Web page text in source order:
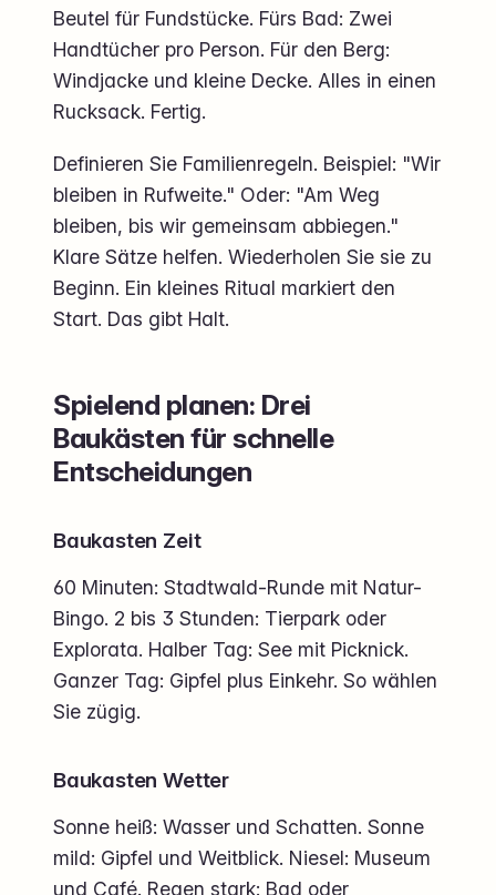
Beutel für Fundstücke. Fürs Bad: Zwei
Handtücher pro Person. Für den Berg:
Windjacke und kleine Decke. Alles in einen
Rucksack. Fertig.
Definieren Sie Familienregeln. Beispiel: "Wir
bleiben in Rufweite." Oder: "Am Weg
bleiben, bis wir gemeinsam abbiegen."
Klare Sätze helfen. Wiederholen Sie sie zu
Beginn. Ein kleines Ritual markiert den
Start. Das gibt Halt.
Spielend planen: Drei
Baukästen für schnelle
Entscheidungen
Baukasten Zeit
60 Minuten: Stadtwald-Runde mit Natur-
Bingo. 2 bis 3 Stunden: Tierpark oder
Explorata. Halber Tag: See mit Picknick.
Ganzer Tag: Gipfel plus Einkehr. So wählen
Sie zügig.
Baukasten Wetter
Sonne heiß: Wasser und Schatten. Sonne
mild: Gipfel und Weitblick. Niesel: Museum
und Café. Regen stark: Bad oder